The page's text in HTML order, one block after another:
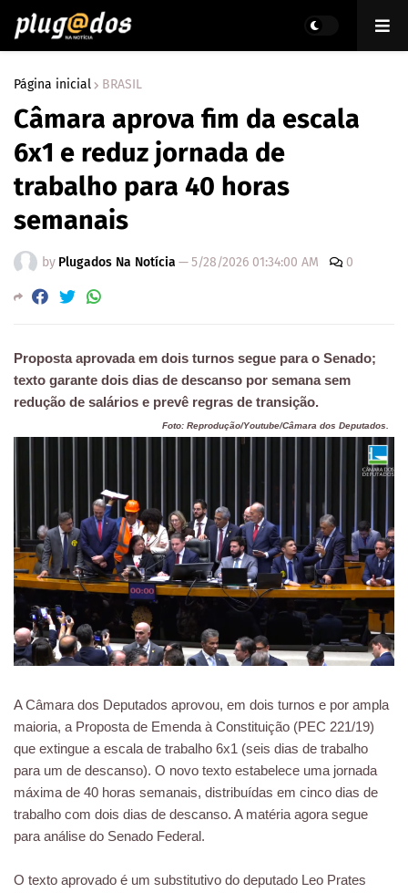
Página inicial BRASIL
Câmara aprova fim da escala
6x1 e reduz jornada de
trabalho para 40 horas
semanais
by Plugados Na Notícia —5/28/2026 01:34:00 AM 0
Proposta aprovada em dois turnos segue para o Senado;
texto garante dois dias de descanso por semana sem
redução de salários e prevê regras de transição.
Foto: Reprodução/Youtube/Câmara dos Deputados.
A Câmara dos Deputados aprovou, em dois turnos e por ampla
maioria, a Proposta de Emenda à Constituição (PEC 221/19)
que extingue a escala de trabalho 6x1 (seis dias de trabalho
para um de descanso). O novo texto estabelece uma jornada
máxima de 40 horas semanais, distribuídas em cinco dias de
trabalho com dois dias de descanso. A matéria agora segue
para análise do Senado Federal.
O texto aprovado é um substitutivo do deputado Leo Prates